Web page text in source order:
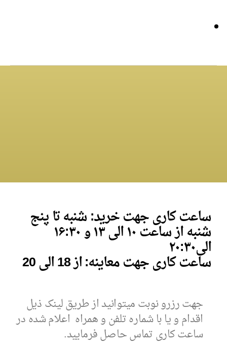
ساعت کاری جهت خرید: شنبه تا پنج
شنبه از ساعت ۱۰ الی ۱۳ و ۱۶:۳۰
الی ۲۰:۳۰
ساعت کاری جهت معاینه: از 18 الی 20
جهت رزرو نوبت میتوانید از طریق لینک ذیل
اقدام و یا با شماره تلفن و همراه اعلام شده در
ساعت کاری تماس حاصل فرمایید.